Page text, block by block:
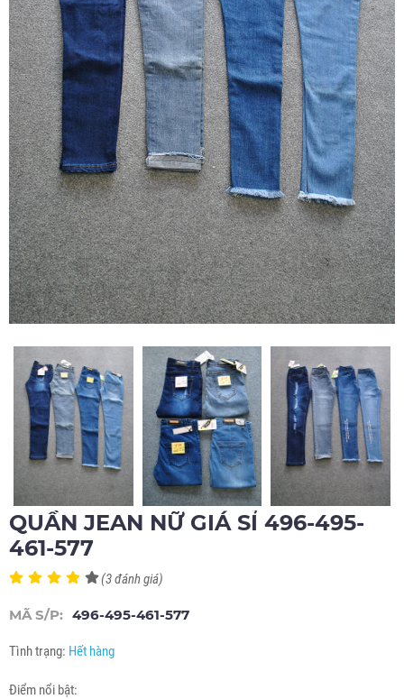
QUẦN JEAN NỮ GIÁ SỈ 496-495-
461-577
(3 đánh giá)
MÃ S/P: 496-495-461-577
Tình trạng: Hết hàng
Điểm nổi bật: